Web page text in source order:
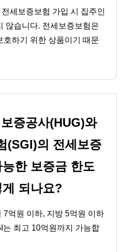
세보증보험 가입 시 집주인
않습니다. 전세보증보험은
호하기 위한 상품이기 때문
증공사(HUG)와
(SGI)의 전세보증
한 보증금 한도
되나요?
7억원 이하, 지방 5억원 이하
는 최고 10억원까지 가능합